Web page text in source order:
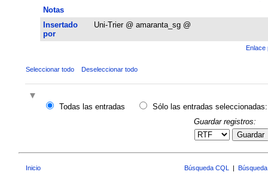
Notas
Insertado
por
Uni-Trier @ amaranta_sg @
Enlace
Seleccionar todo Deseleccionar todo
Todas las entradas
Sólo las entradas seleccionadas:
Guardar registros:
Guardar
Inicio Búsqueda CQL